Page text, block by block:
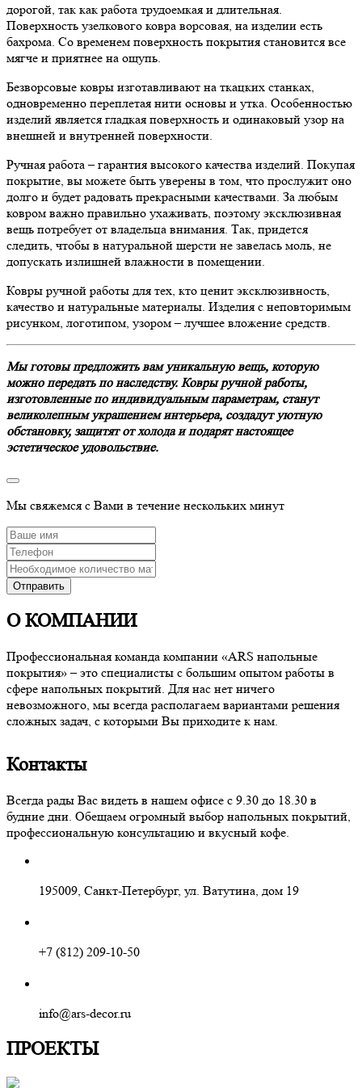
дорогой, так как работа трудоемкая и длительная.
Поверхность узелкового ковра ворсовая, на изделии есть
бахрома. Со временем поверхность покрытия становится все
мягче и приятнее на ощупь.
Безворсовые ковры изготавливают на ткацких станках,
одновременно переплетая нити основы и утка. Особенностью
изделий является гладкая поверхность и одинаковый узор на
внешней и внутренней поверхности.
Ручная работа – гарантия высокого качества изделий. Покупая
покрытие, вы можете быть уверены в том, что прослужит оно
долго и будет радовать прекрасными качествами. За любым
ковром важно правильно ухаживать, поэтому эксклюзивная
вещь потребует от владельца внимания. Так, придется
следить, чтобы в натуральной шерсти не завелась моль, не
допускать излишней влажности в помещении.
Ковры ручной работы для тех, кто ценит эксклюзивность,
качество и натуральные материалы. Изделия с неповторимым
рисунком, логотипом, узором – лучшее вложение средств.
Мы готовы предложить вам уникальную вещь, которую
можно передать по наследству. Ковры ручной работы,
изготовленные по индивидуальным параметрам, станут
великолепным украшением интерьера, создадут уютную
обстановку, защитят от холода и подарят настоящее
эстетическое удовольствие.
Мы свяжемся с Вами в течение нескольких минут
О КОМПАНИИ
Профессиональная команда компании «ARS напольные
покрытия» – это специалисты с большим опытом работы в
сфере напольных покрытий. Для нас нет ничего
невозможного, мы всегда располагаем вариантами решения
сложных задач, с которыми Вы приходите к нам.
Контакты
Всегда рады Вас видеть в нашем офисе с 9.30 до 18.30 в
будние дни. Обещаем огромный выбор напольных покрытий,
профессиональную консультацию и вкусный кофе.
195009, Санкт-Петербург, ул. Ватутина, дом 19
+7 (812) 209-10-50
info@ars-decor.ru
ПРОЕКТЫ